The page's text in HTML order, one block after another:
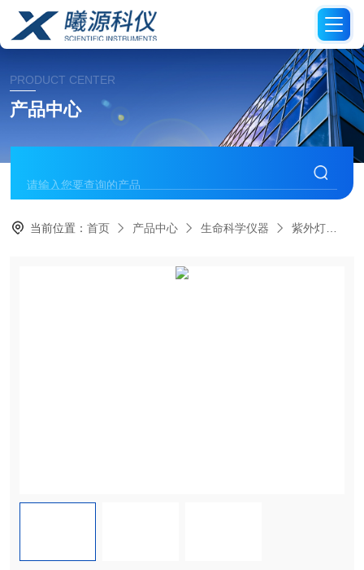
PRODUCT CENTER
产品中心
当前位置：首页 产品中心 生命科学仪器 紫外灯